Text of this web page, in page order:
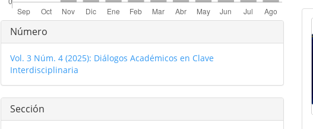
Detalles
del
artículo
Número
Vol. 3 Núm. 4 (2025): Diálogos Académicos en Clave
Interdisciplinaria
Sección